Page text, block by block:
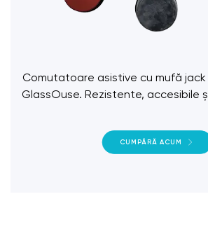
Comutatoare asistive cu mufă jack
GlassOuse. Rezistente, accesibile
CUMPĂRĂ ACUM